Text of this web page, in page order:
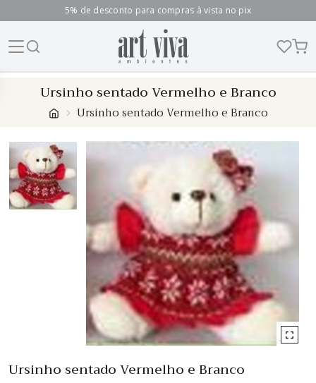
5% de desconto para compras à vista no pix
Ursinho sentado Vermelho e Branco
Ursinho sentado Vermelho e Branco
Ursinho sentado Vermelho e Branco